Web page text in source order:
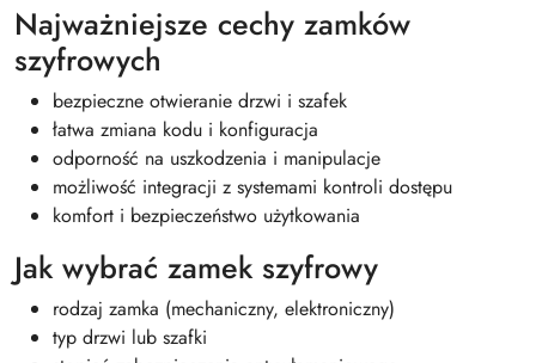
Najważniejsze cechy zamków
szyfrowych
bezpieczne otwieranie drzwi i szafek
łatwa zmiana kodu i konfiguracja
odporność na uszkodzenia i manipulacje
możliwość integracji z systemami kontroli dostępu
komfort i bezpieczeństwo użytkowania
Jak wybrać zamek szyfrowy
rodzaj zamka (mechaniczny, elektroniczny)
typ drzwi lub szafki